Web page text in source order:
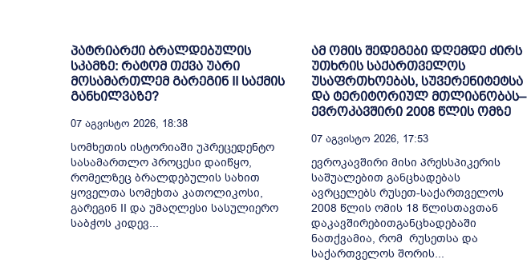
პატრიარქი ბრალდებულის
სკამზე: რატომ თქვა უარი
მოსამართლემ გარეგინ II საქმის
განხილვაზე?
07 Აგვისტო 2026, 18:38
სომხეთის ისტორიაში უპრეცედენტო
სასამართლო პროცესი დაიწყო,
რომელზეც ბრალდებულის სახით
ყოველთა სომეხთა კათოლიკოსი,
გარეგინ II და უმაღლესი სასულიერო
საბჭოს კიდევ...
ამ ომის შედეგები დღემდე ძირს
უთხრის საქართველოს
უსაფრთხოებას, სუვერენიტეტსა
და ტერიტორიულ მთლიანობას–
ევროკავშირი 2008 წლის ომზე
07 Აგვისტო 2026, 17:53
ევროკავშირი მისი პრესსპიკერის
საშუალებით განცხადებას
ავრცელებს რუსეთ-საქართველოს
2008 წლის ომის 18 წლისთავთან
დაკავშირებითგანცხადებაში
ნათქვამია, რომ რუსეთსა და
საქართველოს შორის...